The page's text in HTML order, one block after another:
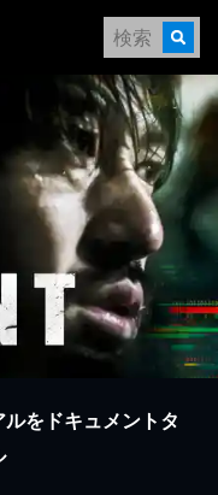
をドキュメントタ